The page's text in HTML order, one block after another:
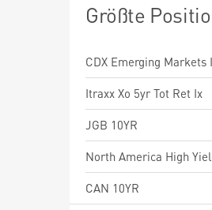
Größte
CDX Emerging Markets
Itraxx Xo 5yr Tot Ret Ix
JGB 10YR
North America High
CAN 10YR